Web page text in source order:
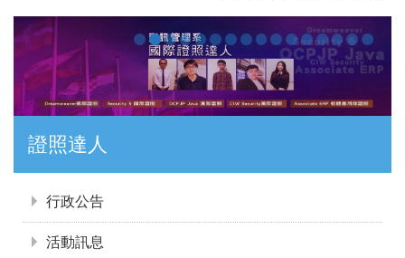
證照達人
行政公告
活動訊息